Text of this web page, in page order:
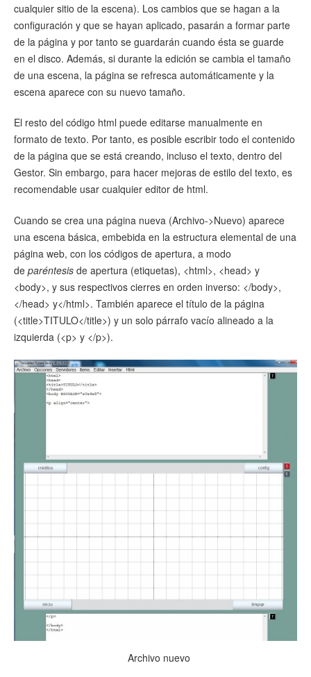
cualquier sitio de la escena). Los cambios que se hagan a la
configuración y que se hayan aplicado, pasarán a formar parte
de la página y por tanto se guardarán cuando ésta se guarde
en el disco. Además, si durante la edición se cambia el tamaño
de una escena, la página se refresca automáticamente y la
escena aparece con su nuevo tamaño.
El resto del código html puede editarse manualmente en
formato de texto. Por tanto, es posible escribir todo el contenido
de la página que se está creando, incluso el texto, dentro del
Gestor. Sin embargo, para hacer mejoras de estilo del texto, es
recomendable usar cualquier editor de html.
Cuando se crea una página nueva (Archivo->Nuevo) aparece
una escena básica, embebida en la estructura elemental de una
página web, con los códigos de apertura, a modo
de paréntesis de apertura (etiquetas), <html>, <head> y
<body>, y sus respectivos cierres en orden inverso: </body>,
</head> y</html>. También aparece el título de la página
(<title>TITULO</title>) y un solo párrafo vacío alineado a la
izquierda (<p> y </p>).
Archivo nuevo